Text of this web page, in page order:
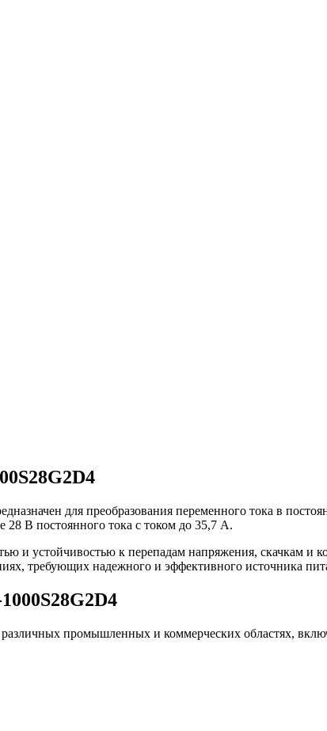
для преобразования переменного тока в
В постоянного тока с током до 35,7 А.
и устойчивостью к перепадам напряжения, скачкам и
требующих надежного и эффективного источника
промышленных и коммерческих областях,